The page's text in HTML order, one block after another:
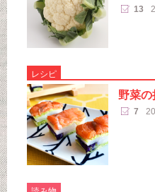
13
レシピ
野菜の
7